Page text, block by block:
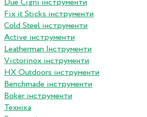
Due Cigni інструменти
Fix it Sticks інструменти
Сold Steel інструменти
Active інструменти
Leatherman Інструменти
Victorinox інструменти
HX Outdoors інструменти
Benchmade інструменти
Boker інструменти
Техніка